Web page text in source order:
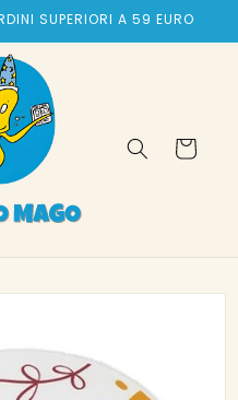
SUPERIORI A 59 EURO
Carrello